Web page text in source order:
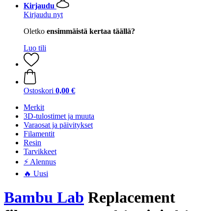
Kirjaudu
Kirjaudu nyt
Oletko ensimmäistä kertaa täällä?
Luo tili
Ostoskori 0,00 €
Merkit
3D-tulostimet ja muuta
Varaosat ja päivitykset
Filamentit
Resin
Tarvikkeet
⚡ Alennus
🔥 Uusi
Bambu Lab Replacement